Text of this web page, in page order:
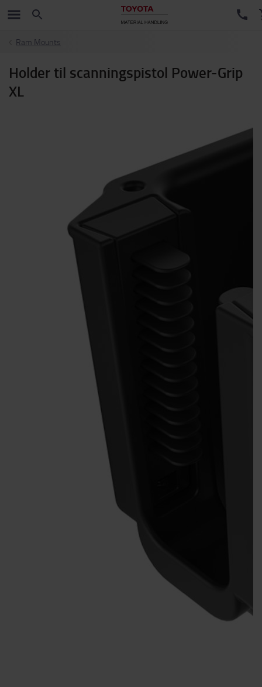
Ram Mounts
Holder til scanningspistol Power-Grip
XL